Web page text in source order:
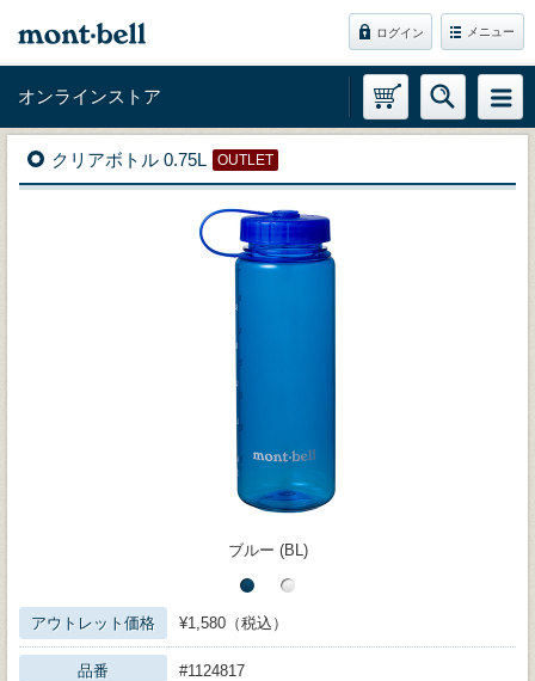
ログイン メニュー
オンラインストア
クリアボトル 0.75L OUTLET
ブルー (BL)
アウトレット価格 ¥1,580（税込）
品番 #1124817